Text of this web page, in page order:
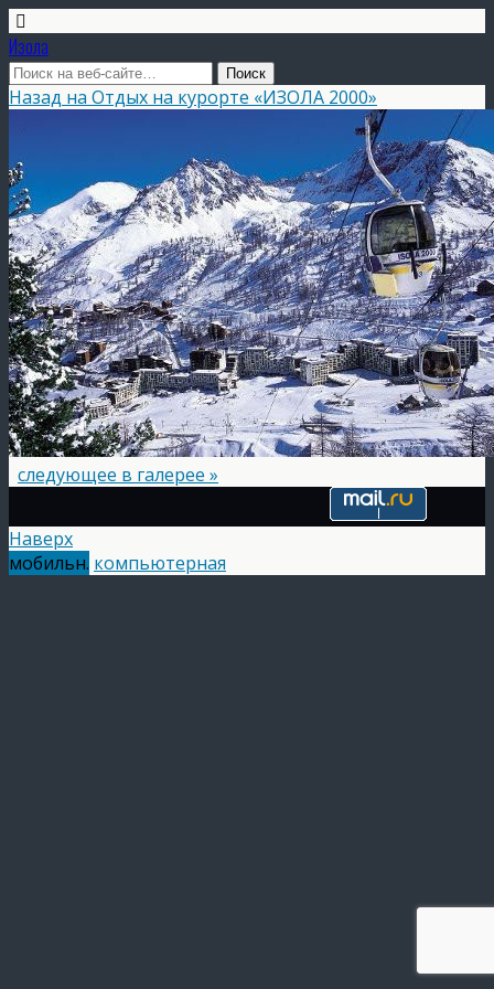
Изола
Назад на Отдых на курорте «ИЗОЛА 2000»
следующее в галерее »
Наверх
мобильн. компьютерная